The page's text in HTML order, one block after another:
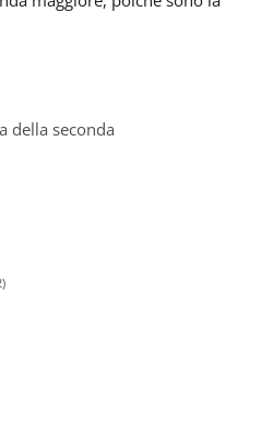
della seconda